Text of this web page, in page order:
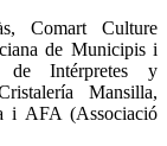
Comart Culture
de Municipis i
de Intérpretes y
Mansilla,
i AFA (Associació